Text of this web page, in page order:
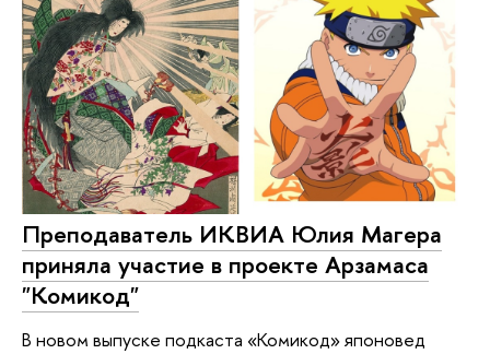
Преподаватель ИКВИА Юлия Магера
приняла участие в проекте Арзамаса
"Комикод"
В новом выпуске подкаста «Комикод» японовед